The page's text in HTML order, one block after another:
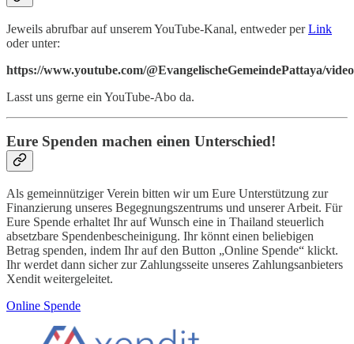
Jeweils abrufbar auf unserem YouTube-Kanal, entweder perLink
oder unter:
https://www.youtube.com/@EvangelischeGemeindePattaya/
Lasst uns gerne ein YouTube-Abo da.
Eure Spenden machen einen Unterschied!
Als gemeinnütziger Verein bitten wir um Eure Unterstützung zur
Finanzierung unseres Begegnungszentrums und unserer Arbeit. Für
Eure Spende erhaltet Ihr auf Wunsch eine in Thailand steuerlich
absetzbare Spendenbescheinigung. Ihr könnt einen beliebigen
Betrag spenden, indem Ihr auf den Button „Online Spende“ klickt.
Ihr werdet dann sicher zur Zahlungsseite unseres Zahlungsanbieters
Xendit weitergeleitet.
Online Spende